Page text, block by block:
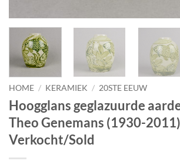
HOME / KERAMIEK / 20STE EEUW
Hoogglans geglazuurde
Theo Genemans (1930-2011)
Verkocht/Sold